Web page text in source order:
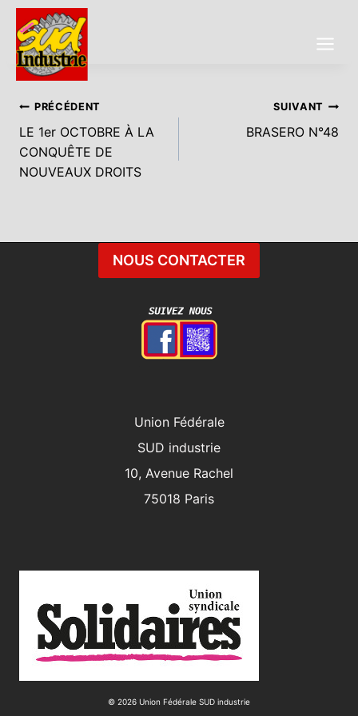
Aller
contenu
Navigation
De
L’article
PRÉCÉDENT
LE 1er OCTOBRE À LA
CONQUÊTE DE
NOUVEAUX DROITS
SUIVANT
BRASERO N°48
NOUS CONTACTER
Union Fédérale
SUD industrie
10, Avenue Rachel
75018 Paris
© 2026 Union Fédérale SUD industrie